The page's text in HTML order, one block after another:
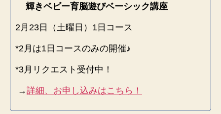
輝きベビー育脳遊びベーシック講座
2月23日（土曜日）1日コース
*2月は1日コースのみの開催♪
*3月リクエスト受付中！
→詳細、お申し込みはこちら！